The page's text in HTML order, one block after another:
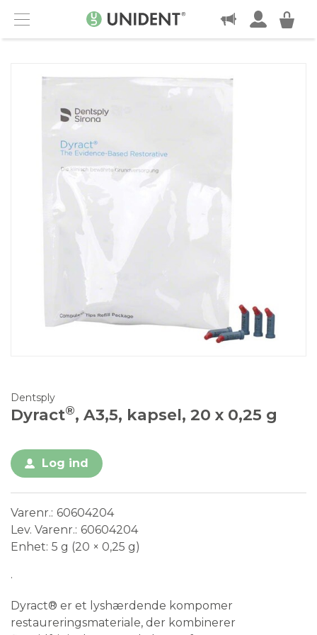
Menu
KONTAKT
Dentsply
Dyract®, A3,5, kapsel, 20 x 0,25 g
Log ind
Varenr. 60604204
Lev. Varenr. 60604204
Enhet 5 g (20 × 0,25 g)
.
Dyract® er et lyshærdende kompomer
restaureringsmateriale, der kombinerer